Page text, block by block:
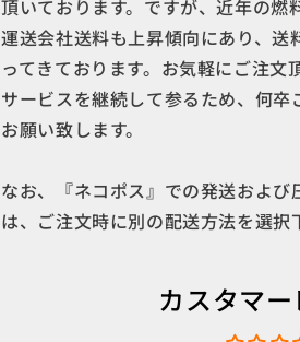
頂いております。ですが、近年の燃
運送会社送料も上昇傾向にあり、
ってきております。お気軽にご注
サービスを継続して参るため、何卒
お願い致します。
なお、『ネコポス』での発送およ
は、ご注文時に別の配送方法を選択
カスタマ